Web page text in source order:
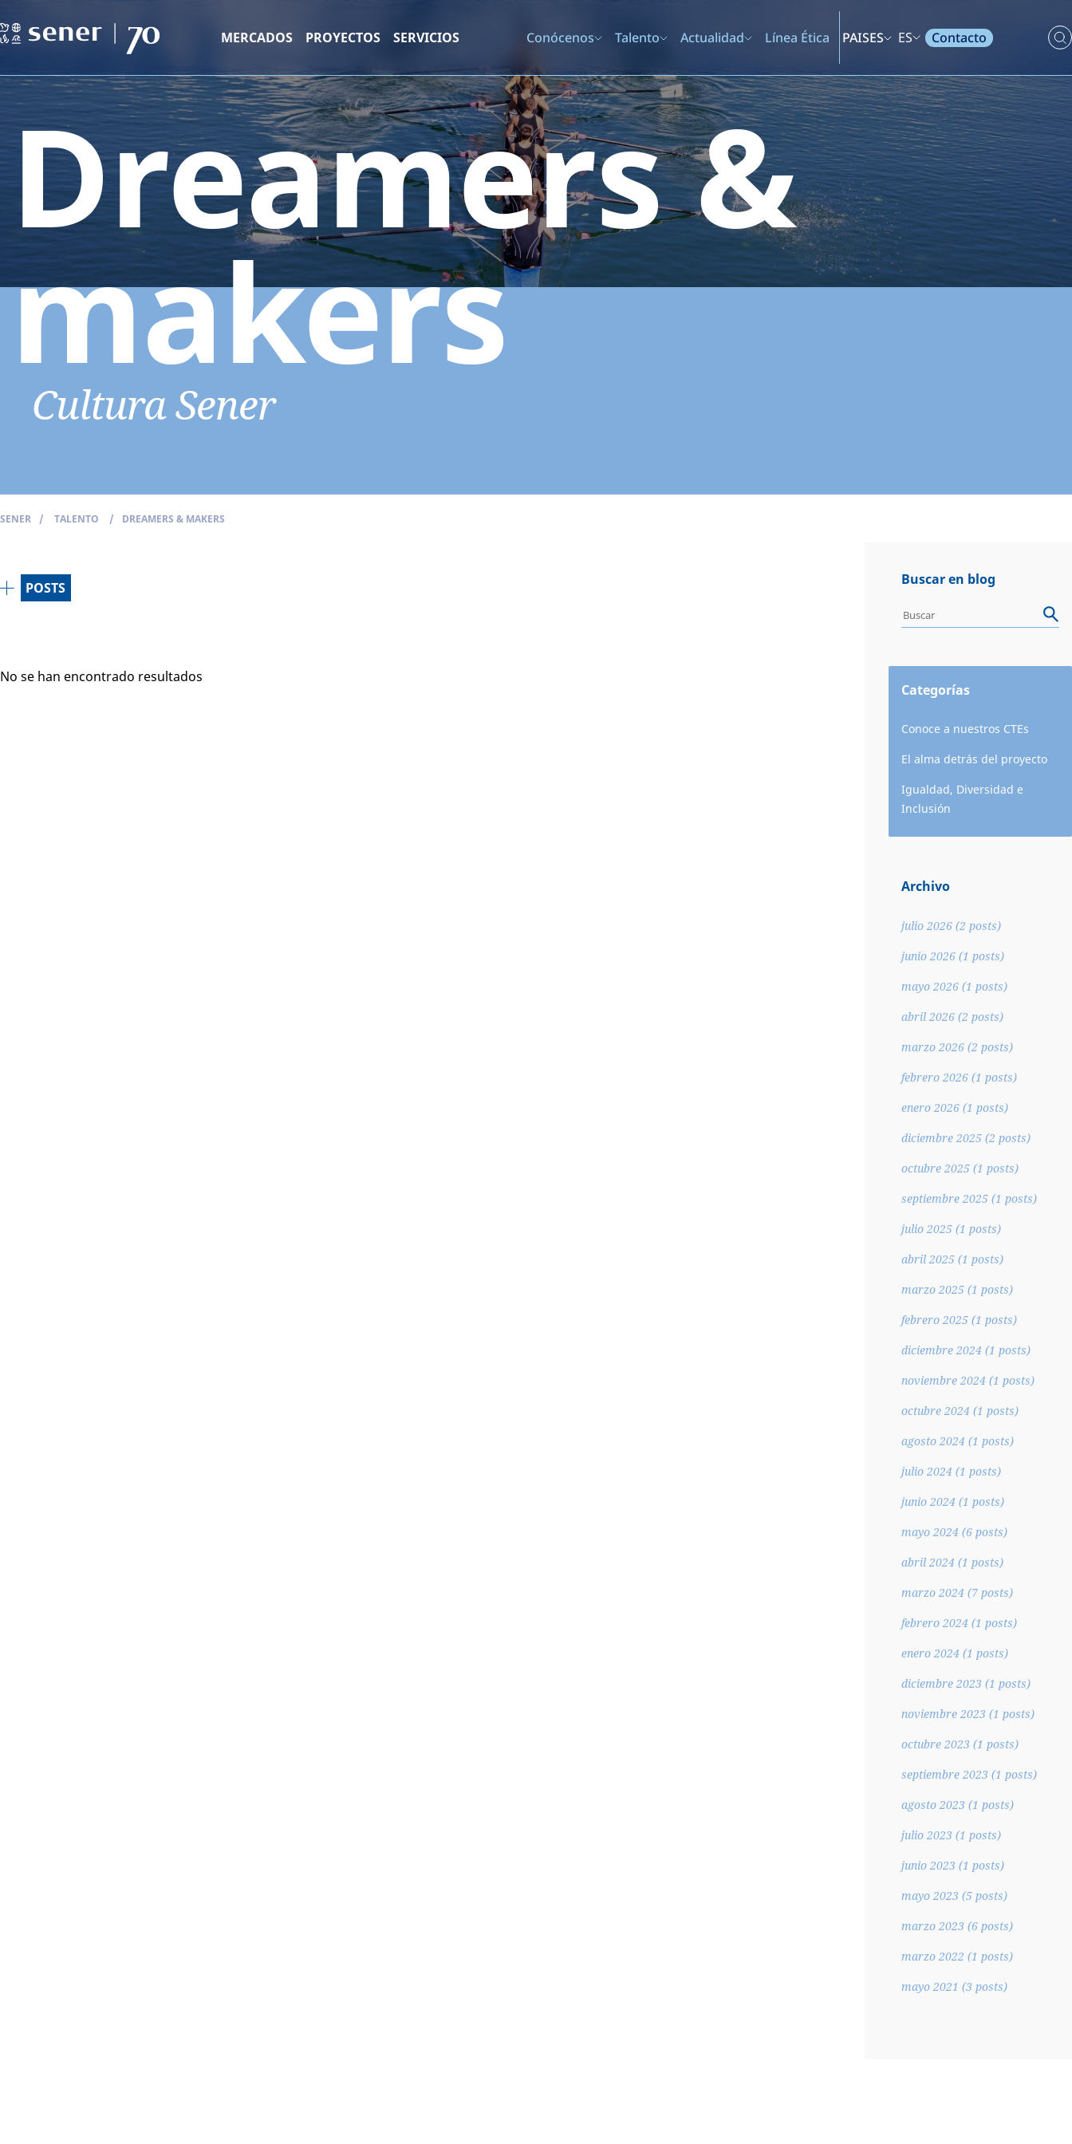
MERCADOS PROYECTOS SERVICIOS Conócenos Talento Actualidad Línea Ética PAISES ES Contacto
Dreamers &
makers
Cultura Sener
SENER / TALENTO / DREAMERS & MAKERS
Buscar en blog
Categorías
Conoce a nuestros CTEs
El alma detrás del proyecto
Igualdad, Diversidad e
Inclusión
Archivo
julio 2026 (2 posts)
junio 2026 (1 posts)
mayo 2026 (1 posts)
abril 2026 (2 posts)
marzo 2026 (2 posts)
febrero 2026 (1 posts)
enero 2026 (1 posts)
diciembre 2025 (2 posts)
octubre 2025 (1 posts)
septiembre 2025 (1 posts)
julio 2025 (1 posts)
abril 2025 (1 posts)
marzo 2025 (1 posts)
febrero 2025 (1 posts)
diciembre 2024 (1 posts)
noviembre 2024 (1 posts)
octubre 2024 (1 posts)
agosto 2024 (1 posts)
julio 2024 (1 posts)
junio 2024 (1 posts)
mayo 2024 (6 posts)
abril 2024 (1 posts)
marzo 2024 (7 posts)
febrero 2024 (1 posts)
enero 2024 (1 posts)
diciembre 2023 (1 posts)
noviembre 2023 (1 posts)
octubre 2023 (1 posts)
septiembre 2023 (1 posts)
agosto 2023 (1 posts)
julio 2023 (1 posts)
junio 2023 (1 posts)
mayo 2023 (5 posts)
marzo 2023 (6 posts)
marzo 2022 (1 posts)
mayo 2021 (3 posts)
POSTS
No se han encontrado resultados